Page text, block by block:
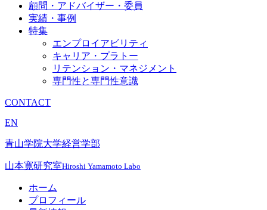
顧問・アドバイザー・委員
実績・事例
特集
エンプロイアビリティ
キャリア・プラトー
リテンション・マネジメント
専門性と専門性意識
CONTACT
EN
青山学院大学経営学部
山本寛研究室Hiroshi Yamamoto Labo
ホーム
プロフィール